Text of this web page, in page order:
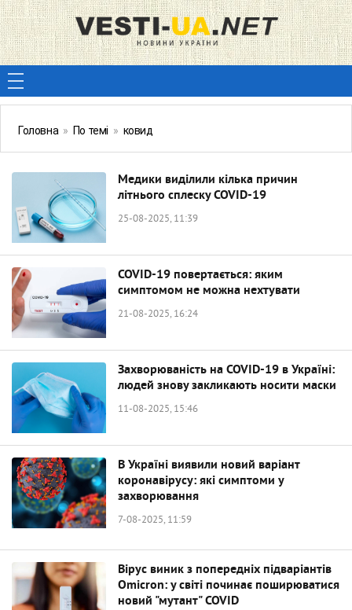
Головна » По темі » ковид
Медики виділили кілька причин
літнього сплеску COVID-19
25-08-2025, 11:39
COVID-19 повертається: яким
симптомом не можна нехтувати
21-08-2025, 16:24
Захворюваність на COVID-19 в Україні:
людей знову закликають носити маски
11-08-2025, 15:46
В Україні виявили новий варіант
коронавірусу: які симптоми у
захворювання
7-08-2025, 11:59
Вірус виник з попередніх підваріантів
Omicron: у світі починає поширюватися
новий "мутант" COVID